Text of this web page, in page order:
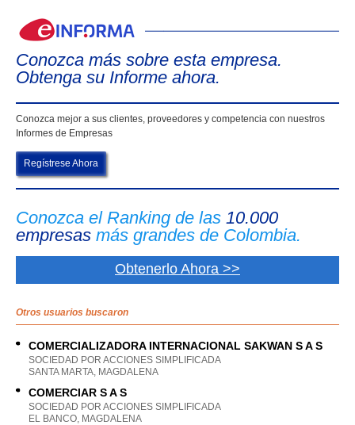
Conozca más sobre esta empresa.
Obtenga su Informe ahora.
Conozca mejor a sus clientes, proveedores y competencia con nuestros
Informes de Empresas
Regístrese Ahora
Conozca el Ranking de las 10.000
empresas más grandes de Colombia.
Obtenerlo Ahora >>
Otros usuarios buscaron
COMERCIALIZADORA INTERNACIONAL SAKWAN S A S
SOCIEDAD POR ACCIONES SIMPLIFICADA
SANTA MARTA, MAGDALENA
COMERCIAR S A S
SOCIEDAD POR ACCIONES SIMPLIFICADA
EL BANCO, MAGDALENA